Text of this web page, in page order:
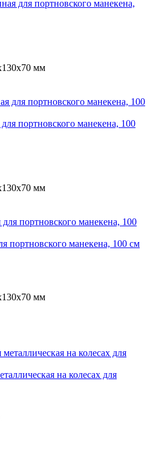
для портновского манекена,
мм
портновского манекена, 100
мм
портновского манекена, 100 см
мм
на колесах для